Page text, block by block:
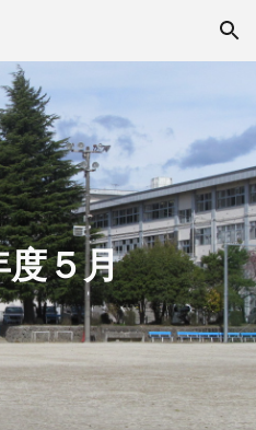
Skip to navigation
度５月